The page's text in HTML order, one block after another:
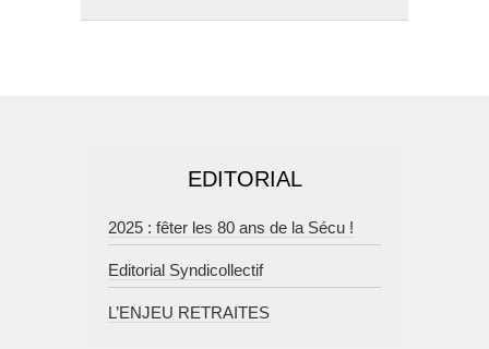
EDITORIAL
2025 : fêter les 80 ans de la Sécu !
Editorial Syndicollectif
L’ENJEU RETRAITES